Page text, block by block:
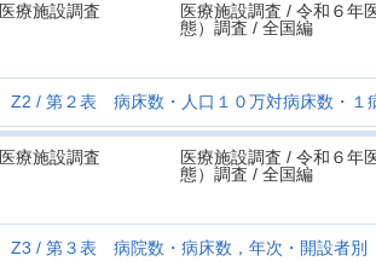
医療施設調査
医療施設調査 / 令和６年
態）調査 / 全国編
Z2 第２表 病床数・人口１０万対病床数・１
医療施設調査
医療施設調査 / 令和６年
態）調査 / 全国編
Z3 第３表 病院数・病床数，年次・開設者別